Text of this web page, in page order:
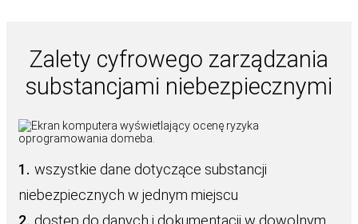
Zalety cyfrowego zarządzania
substancjami niebezpiecznymi
1. wszystkie dane dotyczące substancji
niebezpiecznych w jednym miejscu
2. dostęp do danych i dokumentacji w dowolnym